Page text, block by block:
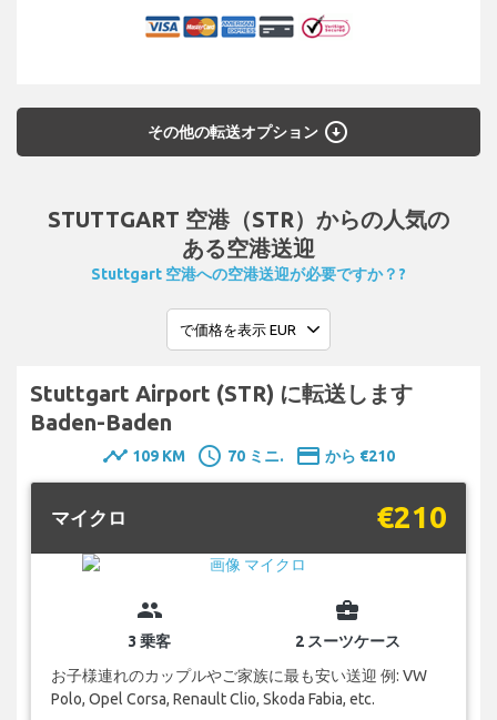
その他の転送オプション arrow_circle_down
STUTTGART 空港（STR）からの人気の
ある空港送迎
Stuttgart 空港への空港送迎が必要ですか？?
Stuttgart Airport (STR) に転送します
Baden-Baden
timeline 109 KM schedule 70 ミニ. payment から €210
マイクロ €210
group
3 乗客
business_center
2 スーツケース
お子様連れのカップルやご家族に最も安い送迎 例: VW
Polo, Opel Corsa, Renault Clio, Skoda Fabia, etc.